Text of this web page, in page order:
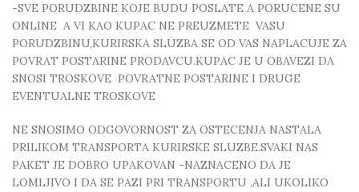
-SVE PORUDZBINE KOJE BUDU POSLATE A PORUCENE SU
ONLINE A VI KAO KUPAC NE PREUZMETE VASU
PORUDZBINU,KURIRSKA SLUZBA SE OD VAS NAPLACUJE ZA
POVRAT POSTARINE PRODAVCU.KUPAC JE U OBAVEZI DA
SNOSI TROSKOVE POVRATNE POSTARINE I DRUGE
EVENTUALNE TROSKOVE
NE SNOSIMO ODGOVORNOST ZA OSTECENJA NASTALA
PRILIKOM TRANSPORTA KURIRSKE SLUZBE.SVAKI NAS
PAKET JE DOBRO UPAKOVAN -NAZNACENO DA JE
LOMLJIVO I DA SE PAZI PRI TRANSPORTU .ALI UKOLIKO